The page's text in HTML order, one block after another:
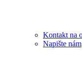
Kontakt na
Napište nám